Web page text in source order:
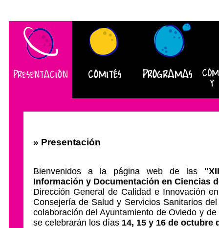
» Presentación
Bienvenidos a la página web de las
Información y Documentación en Ciencias
Dirección General de Calidad e Innovación
Consejería de Salud y Servicios Sanitarios
colaboración del Ayuntamiento de Oviedo y
se celebrarán los días 14, 15 y 16 de octubre